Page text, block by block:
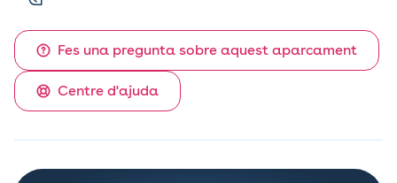
Fes una pregunta sobre aquest aparcament
Centre d'ajuda